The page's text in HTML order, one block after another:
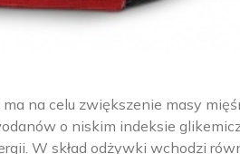
na celu zwiększenie masy
o niskim indeksie
W skład odżywki wchodzi